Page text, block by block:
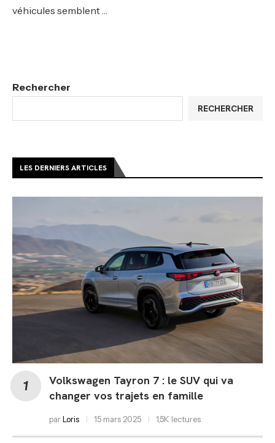
véhicules semblent …
Rechercher
RECHERCHER
LES DERNIERS ARTICLES
Volkswagen Tayron 7 : le SUV qui va
changer vos trajets en famille
parLoris 15 mars 2025 1,5K lectures